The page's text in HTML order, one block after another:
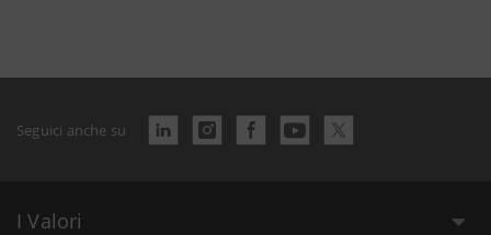
Seguici anche su
I Valori